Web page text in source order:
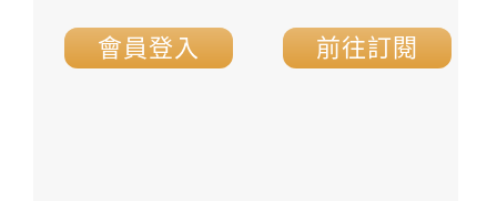
會員登入 前往訂閱